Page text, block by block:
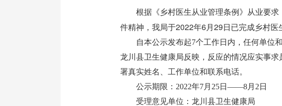
根据《乡村医生从业管理条例》从业要
件精神，我局于2022年6月29日已完成乡村医
自本公示发布起7个工作日内，任何单位和
龙川县卫生健康局反映，反应的情况应实事
署真实姓名、工作单位和联系电话。
公示期限：2022年7月25日——8月2日
受理意见单位：龙川县卫生健康局